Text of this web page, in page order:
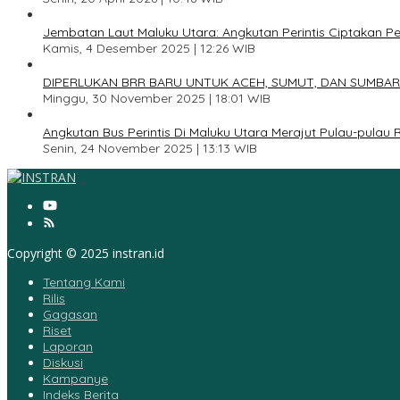
Jembatan Laut Maluku Utara: Angkutan Perintis Ciptakan
Kamis, 4 Desember 2025 | 12:26 WIB
DIPERLUKAN BRR BARU UNTUK ACEH, SUMUT, DAN SUMBAR
Minggu, 30 November 2025 | 18:01 WIB
Angkutan Bus Perintis Di Maluku Utara Merajut Pulau-pulau
Senin, 24 November 2025 | 13:13 WIB
Copyright © 2025 instran.id
Tentang Kami
Rilis
Gagasan
Riset
Laporan
Diskusi
Kampanye
Indeks Berita